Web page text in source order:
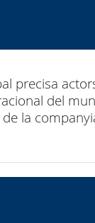
precisa
del
la